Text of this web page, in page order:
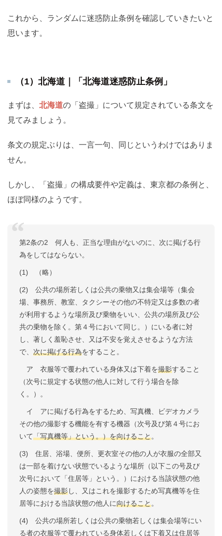
これから、ランダムに迷惑防止条例を確認していきたいと
思います。
（1）北海道｜「北海道迷惑防止条例」
まずは、 北海道の「盗撮」について規定されている条文を
見てみましょう。
条文の規定ぶりは、一言一句、同じというわけではありま
せん。
しかし、「盗撮」の構成要件や定義は、東京都の条例と、
ほぼ同様のようです。
第2条の2 何人も、正当な理由がないのに、次に掲げる行
為をしてはならない。
(1) （略）
(2) 公共の場所若しくは公共の乗物又は集会場等（集会
場、事務所、教室、タクシーその他の不特定又は多数の者
が利用するような場所及び乗物をいい、公共の場所及び公
共の乗物を除く。第４号において同じ。）にいる者に対
し、著しく羞恥させ、又は不安を覚えさせるような方法
で、 次に掲げる行為をすること。
ア 衣服等で覆われている身体又は下着を撮影すること
（次号に規定する状態の他人に対して行う場合を除
く。）。
イ アに掲げる行為をするため、写真機、ビデオカメラ
その他の撮影する機能を有する機器（次号及び第４号にお
いて「写真機等」という。）を向けること。
(3) 住居、浴場、便所、更衣室その他の人が衣服の全部又
は一部を着けない状態でいるような場所（以下この号及び
次号において「住居等」という。）における当該状態の他
人の姿態を撮影 し、又はこれを撮影するため写真機等を住
居等における当該状態の他人に向けること。
(4) 公共の場所若しくは公共の乗物若しくは集会場等にい
る者の衣服等で覆われている身体若しくは下着又は住居等